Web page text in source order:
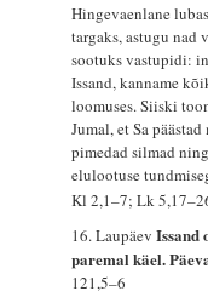
Hingevaenlane
targaks, astugu nad
sootuks vastupidi:
Issand, kanname
loomuses. Siiski
Jumal, et Sa
pimedad silmad
elulootuse
Kl 2,1–7; Lk
16. LaupäevIssand
paremal käel.
121,5–6